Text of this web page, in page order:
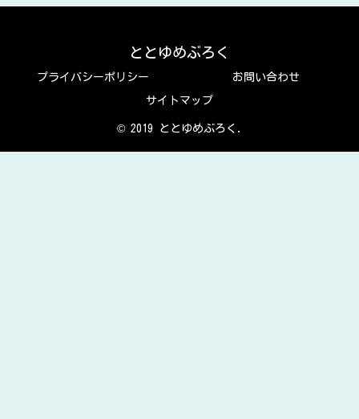
ととゆめぶろく
プライバシーポリシー お問い合わせ
サイトマップ
© 2019 ととゆめぶろく.